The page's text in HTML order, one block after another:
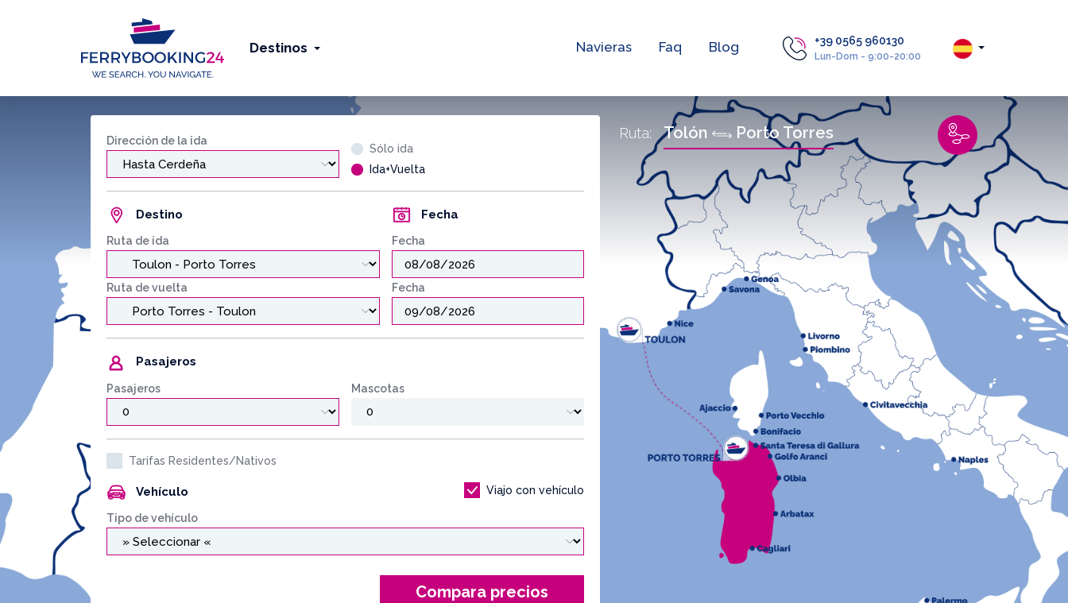
Destinos Navieras Faq Blog +39 0565 960130
Lun-Dom - 9:00-20:00
Dirección de la ida
Sólo ida
Ida+Vuelta
Destino
Ruta de ida
Fecha
Fecha
Ruta de vuelta Fecha
Pasajeros
Pasajeros Mascotas
Tarifas Residentes/Nativos
Vehículo Viajo con vehículo
Tipo de vehículo
Compara precios
Ruta: Tolón Porto Torres